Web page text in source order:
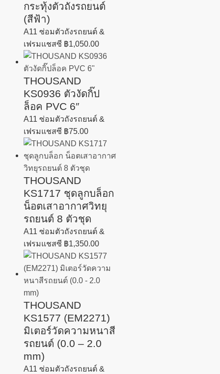
กระทุ้งตัวถังรถยนต์
(สีฟ้า)
A11 ซ่อมตัวถังรถยนต์ &
เฟรมแชสซี ฿1,050.00
THOUSAND
KS0936 ตัวงัดกิ๊ป
ล็อค PVC 6″
A11 ซ่อมตัวถังรถยนต์ &
เฟรมแชสซี ฿75.00
THOUSAND
KS1717 ชุดลูกบล็อก
น็อตเสาอากาศวิทยุ
รถยนต์ 8 ตัวชุด
A11 ซ่อมตัวถังรถยนต์ &
เฟรมแชสซี ฿1,350.00
THOUSAND
KS1577 (EM2271)
มิเตอร์วัดความหนาสี
รถยนต์ (0.0 – 2.0
mm)
A11 ซ่อมตัวถังรถยนต์ &